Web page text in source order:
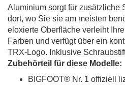
Aluminium sorgt für zusätzliche
dort, wo Sie sie am meisten
eloxierte Oberfläche verleiht
Farben und verfügt über ein
TRX-Logo. Inklusive
Zubehörteil für diese Modelle:
BIGFOOT® Nr. 1 offiziell